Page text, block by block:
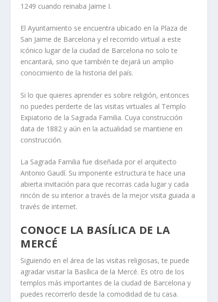
1249 cuando reinaba Jaime I.
El Ayuntamiento se encuentra ubicado en la Plaza de
San Jaime de Barcelona y el recorrido virtual a este
icónico lugar de la ciudad de Barcelona no solo te
encantará, sino que también te dejará un amplio
conocimiento de la historia del país.
Si lo que quieres aprender es sobre religión, entonces
no puedes perderte de las visitas virtuales al Templo
Expiatorio de la Sagrada Familia. Cuya construcción
data de 1882 y aún en la actualidad se mantiene en
construcción.
La Sagrada Familia fue diseñada por el arquitecto
Antonio Gaudí. Su imponente estructura te hace una
abierta invitación para que recorras cada lugar y cada
rincón de su interior a través de la mejor visita guiada a
través de internet.
CONOCE LA BASÍLICA DE LA
MERCÉ
Siguiendo en el área de las visitas religiosas, te puede
agradar visitar la Basílica de la Mercé. Es otro de los
templos más importantes de la ciudad de Barcelona y
puedes recorrerlo desde la comodidad de tu casa.